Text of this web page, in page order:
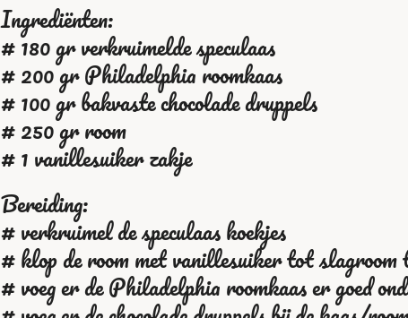
Ingrediënten:
# 180 gr verkruimelde speculaas
# 200 gr Philadelphia roomkaas
# 100 gr bakvaste chocolade druppels
# 250 gr room
# 1 vanillesuiker zakje
Bereiding:
# verkruimel de speculaas koekjes
# klop de room met vanillesuiker tot slagroom
# voeg er de Philadelphia roomkaas er goed